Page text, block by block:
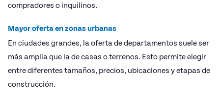
compradores o inquilinos.
Mayor oferta en zonas urbanas
En ciudades grandes, la oferta de departamentos suele ser
más amplia que la de casas o terrenos. Esto permite elegir
entre diferentes tamaños, precios, ubicaciones y etapas de
construcción.